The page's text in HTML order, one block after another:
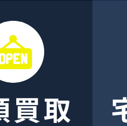
買取